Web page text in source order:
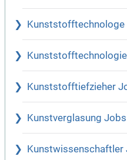
Kunststofftechnologe
Kunststofftiefzieher
Kunstverglasung Jobs
Kunstwissenschaftler